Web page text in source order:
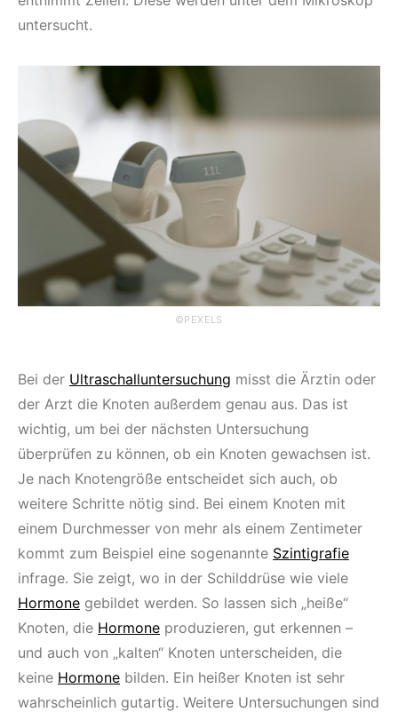
untersucht.
©PEXELS
Bei der Ultraschalluntersuchung misst die Ärztin oder
der Arzt die Knoten außerdem genau aus. Das ist
wichtig, um bei der nächsten Untersuchung
überprüfen zu können, ob ein Knoten gewachsen ist.
Je nach Knotengröße entscheidet sich auch, ob
weitere Schritte nötig sind. Bei einem Knoten mit
einem Durchmesser von mehr als einem Zentimeter
kommt zum Beispiel eine sogenannte Szintigrafie
infrage. Sie zeigt, wo in der Schilddrüse wie viele
Hormone gebildet werden. So lassen sich „heiße“
Knoten, die Hormone produzieren, gut erkennen –
und auch von „kalten“ Knoten unterscheiden, die
keine Hormone bilden. Ein heißer Knoten ist sehr
wahrscheinlich gutartig. Weitere Untersuchungen sind